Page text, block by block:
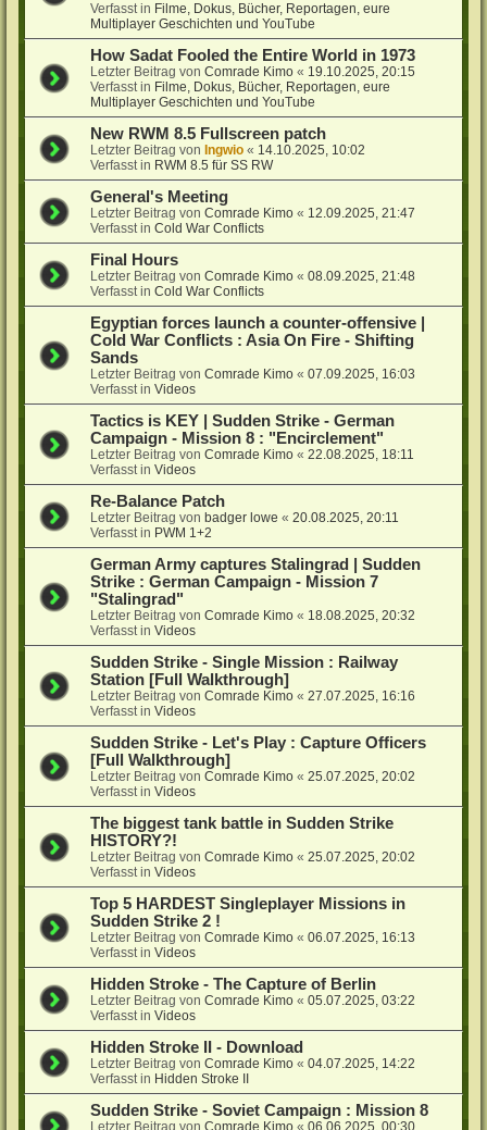
Verfasst in Filme, Dokus, Bücher, Reportagen, eure
Multiplayer Geschichten und YouTube
How Sadat Fooled the Entire World in 1973
Letzter Beitrag vonComrade Kimo « 19.10.2025, 20:15
Verfasst in Filme, Dokus, Bücher, Reportagen, eure
Multiplayer Geschichten und YouTube
New RWM 8.5 Fullscreen patch
Letzter Beitrag vonIngwio « 14.10.2025, 10:02
Verfasst in RWM 8.5 für SS RW
General's Meeting
Letzter Beitrag vonComrade Kimo « 12.09.2025, 21:47
Verfasst inCold War Conflicts
Final Hours
Letzter Beitrag vonComrade Kimo «08.09.2025, 21:48
Verfasst inCold War Conflicts
Egyptian forces launch a counter-offensive |
Cold War Conflicts : Asia On Fire - Shifting
Sands
Letzter Beitrag vonComrade Kimo «07.09.2025, 16:03
Verfasst inVideos
Tactics is KEY | Sudden Strike - German
Campaign - Mission 8 : "Encirclement"
Letzter Beitrag vonComrade Kimo «22.08.2025, 18:11
Verfasst inVideos
Re-Balance Patch
Letzter Beitrag vonbadger lowe «20.08.2025, 20:11
Verfasst in PWM 1+2
German Army captures Stalingrad | Sudden
Strike : German Campaign - Mission 7
"Stalingrad"
Letzter Beitrag vonComrade Kimo « 18.08.2025, 20:32
Verfasst inVideos
Sudden Strike - Single Mission : Railway
Station [Full Walkthrough]
Letzter Beitrag vonComrade Kimo «27.07.2025, 16:16
Verfasst inVideos
Sudden Strike - Let's Play : Capture Officers
[Full Walkthrough]
Letzter Beitrag vonComrade Kimo «25.07.2025, 20:02
Verfasst inVideos
The biggest tank battle in Sudden Strike
HISTORY?!
Letzter Beitrag vonComrade Kimo «25.07.2025, 20:02
Verfasst inVideos
Top 5 HARDEST Singleplayer Missions in
Sudden Strike 2 !
Letzter Beitrag vonComrade Kimo «06.07.2025, 16:13
Verfasst inVideos
Hidden Stroke - The Capture of Berlin
Letzter Beitrag vonComrade Kimo «05.07.2025, 03:22
Verfasst inVideos
Hidden Stroke II - Download
Letzter Beitrag vonComrade Kimo «04.07.2025, 14:22
Verfasst in Hidden Stroke II
Sudden Strike - Soviet Campaign : Mission 8
Letzter Beitrag vonComrade Kimo «06.06.2025, 00:30